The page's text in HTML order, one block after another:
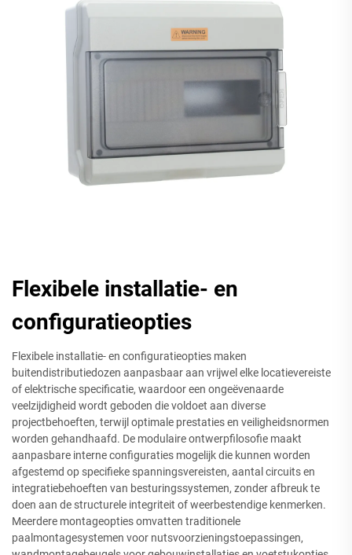
Flexibele installatie- en
configuratieopties
Flexibele installatie- en configuratieopties maken
buitendistributiedozen aanpasbaar aan vrijwel elke locatievereiste
of elektrische specificatie, waardoor een ongeëvenaarde
veelzijdigheid wordt geboden die voldoet aan diverse
projectbehoeften, terwijl optimale prestaties en veiligheidsnormen
worden gehandhaafd. De modulaire ontwerpfilosofie maakt
aanpasbare interne configuraties mogelijk die kunnen worden
afgestemd op specifieke spanningsvereisten, aantal circuits en
integratiebehoeften van besturingssystemen, zonder afbreuk te
doen aan de structurele integriteit of weerbestendige kenmerken.
Meerdere montageopties omvatten traditionele
paalmontagesystemen voor nutsvoorzieningstoepassingen,